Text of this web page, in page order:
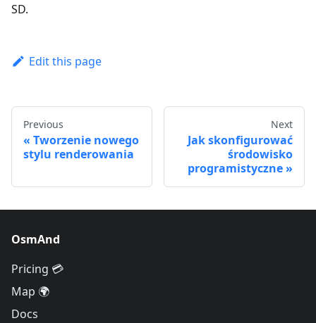
SD.
Edit this page
Previous
Tworzenie nowego
stylu renderowania
Next
Jak skonfigurować
środowisko
programistyczne
OsmAnd
Pricing 💳
Map 🌍
Docs